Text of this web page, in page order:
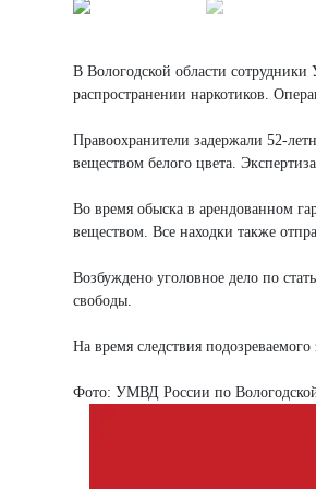
В Вологодской области
распространении наркотиков.
Правоохранители задержали 52-
веществом белого цвета.
Во время обыска в арендованном
веществом. Все находки также
Возбуждено уголовное дело по
свободы.
На время следствия
Фото: УМВД России по